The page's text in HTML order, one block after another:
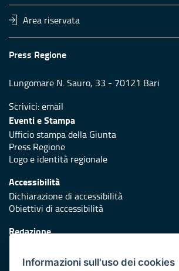
Area riservata
Press Regione
Lungomare N. Sauro, 33 - 70121 Bari
Scrivici:email
Eventi e Stampa
Ufficio stampa della Giunta
Press Regione
Logo e identità regionale
Accessibilità
Dichiarazione di accessibilità
Obiettivi di accessibilità
Redazione
Protezione civile
Informazioni sull'uso dei cookies